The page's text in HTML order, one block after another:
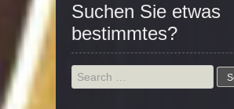
Suchen Sie etwas
bestimmtes?
Search
for: